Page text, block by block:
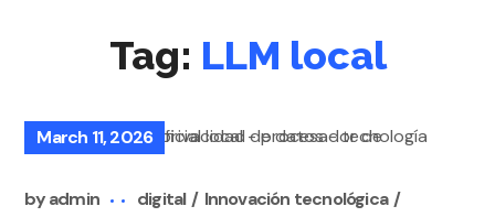
Tag: LLM local
March 11, 2026
byadmin digital
Innovación tecnológica